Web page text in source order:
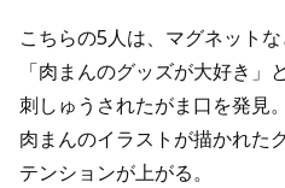
こちらの5人は、マグネット
「肉まんのグッズが大好き
刺しゅうされたがま口を発見
肉まんのイラストが描かれた
テンションが上がる。